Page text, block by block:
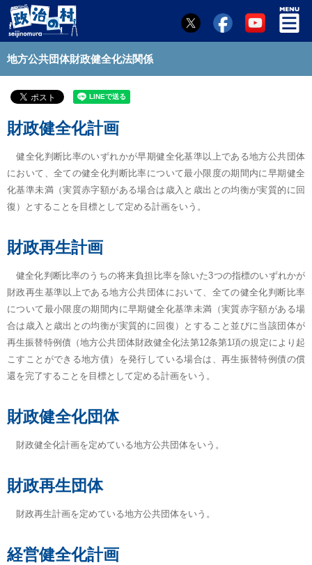
地方公共団体財政健全化法関係
財政健全化計画
健全化判断比率のいずれかが早期健全化基準以上である地方公共団体
において、全ての健全化判断比率について最小限度の期間内に早期健全
化基準未満（実質赤字額がある場合は歳入と歳出との均衡が実質的に回
復）とすることを目標として定める計画をいう。
財政再生計画
健全化判断比率のうちの将来負担比率を除いた3つの指標のいずれかが
財政再生基準以上である地方公共団体において、全ての健全化判断比率
について最小限度の期間内に早期健全化基準未満（実質赤字額がある場
合は歳入と歳出との均衡が実質的に回復）とすること並びに当該団体が
再生振替特例債（地方公共団体財政健全化法第12条第1項の規定により起
こすことができる地方債）を発行している場合は、再生振替特例債の償
還を完了することを目標として定める計画をいう。
財政健全化団体
財政健全化計画を定めている地方公共団体をいう。
財政再生団体
財政再生計画を定めている地方公共団体をいう。
経営健全化計画